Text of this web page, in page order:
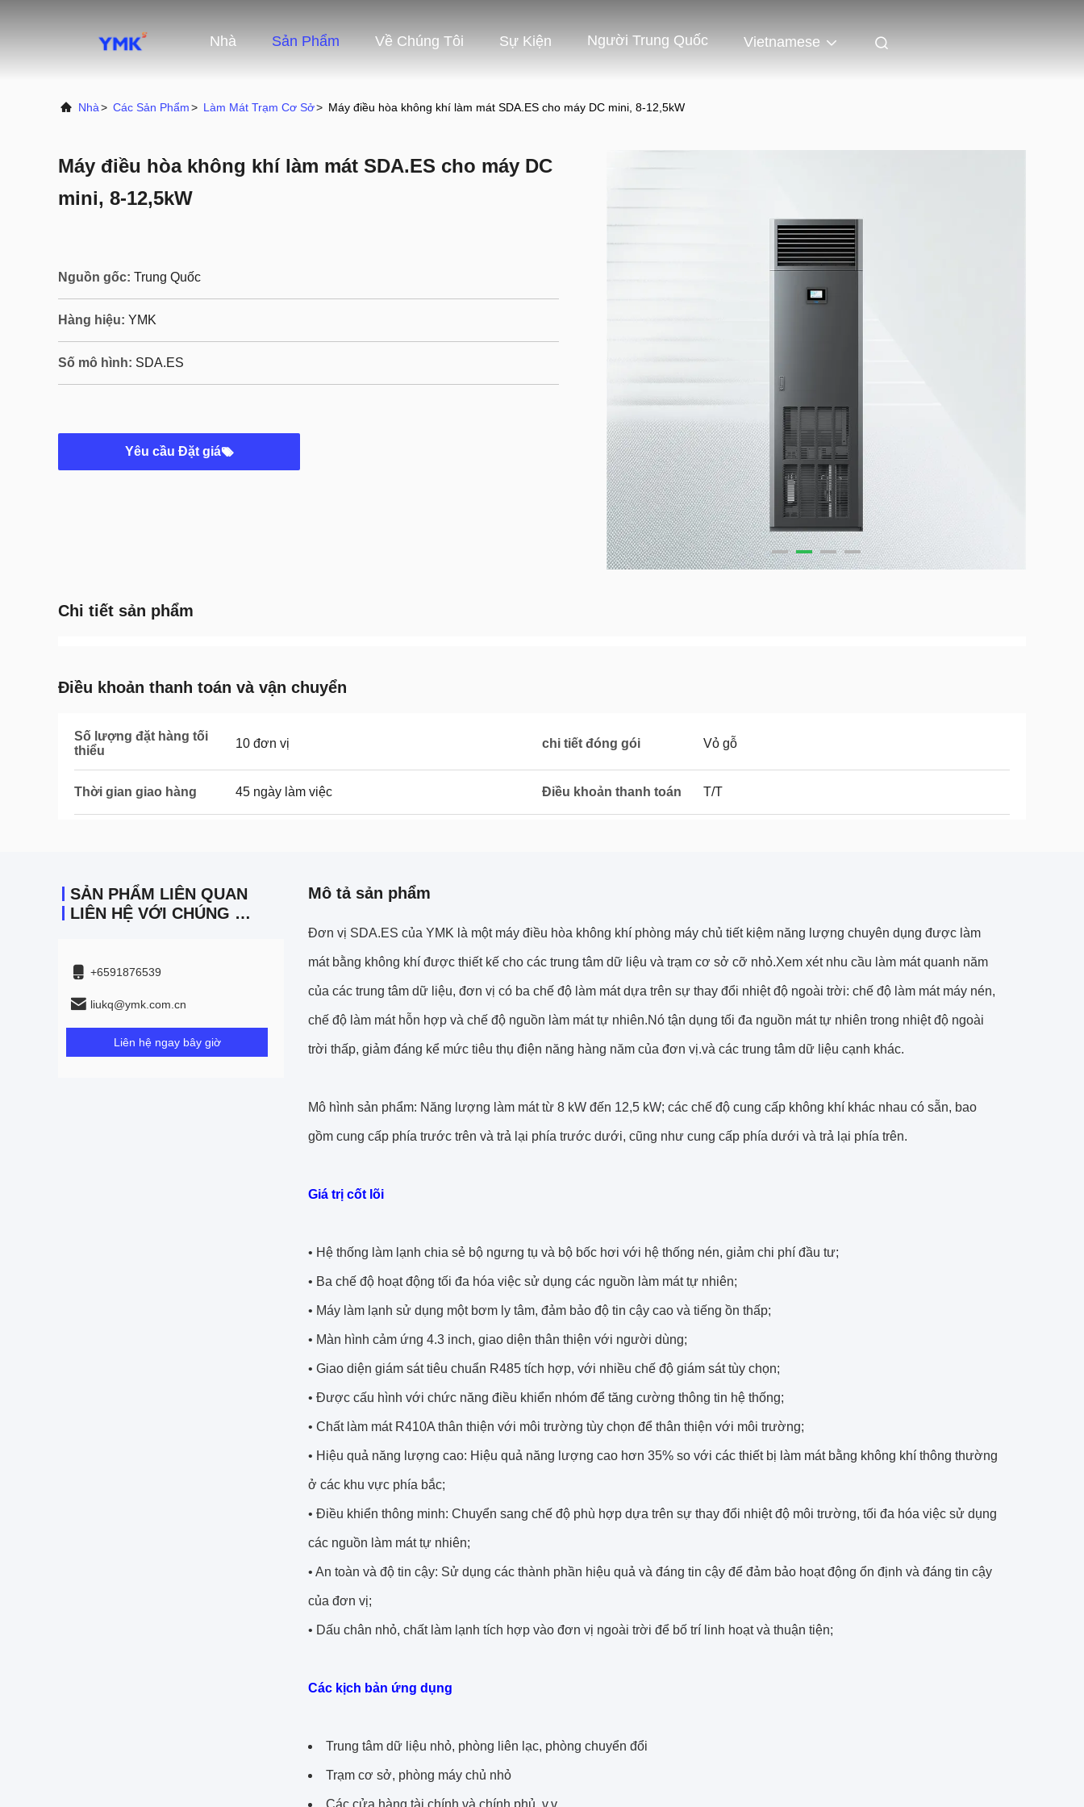
Nhà Sản Phẩm Về Chúng Tôi Sự Kiện Người Trung Quốc Vietnamese
Nhà> Các Sản Phẩm> Làm Mát Trạm Cơ Sở> Máy điều hòa không khí làm mát SDA.ES cho máy DC mini, 8-12,5kW
Máy điều hòa không khí làm mát SDA.ES cho máy DC
mini, 8-12,5kW
Nguồn gốc: Trung Quốc
Hàng hiệu: YMK
Số mô hình: SDA.ES
Yêu cầu Đặt giá
Chi tiết sản phẩm
Điều khoản thanh toán và vận chuyển
Số lượng đặt hàng tối
thiểu
10 đơn vị chi tiết đóng gói Vỏ gỗ
Thời gian giao hàng 45 ngày làm việc Điều khoản thanh toán T/T
SẢN PHẨM LIÊN QUAN
LIÊN HỆ VỚI CHÚNG TÔI
+6591876539
liukq@ymk.com.cn
Liên hệ ngay bây giờ
Mô tả sản phẩm
Đơn vị SDA.ES của YMK là một máy điều hòa không khí phòng máy chủ tiết kiệm năng lượng chuyên dụng được làm
mát bằng không khí được thiết kế cho các trung tâm dữ liệu và trạm cơ sở cỡ nhỏ.Xem xét nhu cầu làm mát quanh năm
của các trung tâm dữ liệu, đơn vị có ba chế độ làm mát dựa trên sự thay đổi nhiệt độ ngoài trời: chế độ làm mát máy nén,
chế độ làm mát hỗn hợp và chế độ nguồn làm mát tự nhiên.Nó tận dụng tối đa nguồn mát tự nhiên trong nhiệt độ ngoài
trời thấp, giảm đáng kể mức tiêu thụ điện năng hàng năm của đơn vị.và các trung tâm dữ liệu cạnh khác.
Mô hình sản phẩm: Năng lượng làm mát từ 8 kW đến 12,5 kW; các chế độ cung cấp không khí khác nhau có sẵn, bao
gồm cung cấp phía trước trên và trả lại phía trước dưới, cũng như cung cấp phía dưới và trả lại phía trên.
Giá trị cốt lõi
• Hệ thống làm lạnh chia sẻ bộ ngưng tụ và bộ bốc hơi với hệ thống nén, giảm chi phí đầu tư;
• Ba chế độ hoạt động tối đa hóa việc sử dụng các nguồn làm mát tự nhiên;
• Máy làm lạnh sử dụng một bơm ly tâm, đảm bảo độ tin cậy cao và tiếng ồn thấp;
• Màn hình cảm ứng 4.3 inch, giao diện thân thiện với người dùng;
• Giao diện giám sát tiêu chuẩn R485 tích hợp, với nhiều chế độ giám sát tùy chọn;
• Được cấu hình với chức năng điều khiển nhóm để tăng cường thông tin hệ thống;
• Chất làm mát R410A thân thiện với môi trường tùy chọn để thân thiện với môi trường;
• Hiệu quả năng lượng cao: Hiệu quả năng lượng cao hơn 35% so với các thiết bị làm mát bằng không khí thông thường
ở các khu vực phía bắc;
• Điều khiển thông minh: Chuyển sang chế độ phù hợp dựa trên sự thay đổi nhiệt độ môi trường, tối đa hóa việc sử dụng
các nguồn làm mát tự nhiên;
• An toàn và độ tin cậy: Sử dụng các thành phần hiệu quả và đáng tin cậy để đảm bảo hoạt động ổn định và đáng tin cậy
của đơn vị;
• Dấu chân nhỏ, chất làm lạnh tích hợp vào đơn vị ngoài trời để bố trí linh hoạt và thuận tiện;
Các kịch bản ứng dụng
Trung tâm dữ liệu nhỏ, phòng liên lạc, phòng chuyển đổi
Trạm cơ sở, phòng máy chủ nhỏ
Các cửa hàng tài chính và chính phủ, v.v.